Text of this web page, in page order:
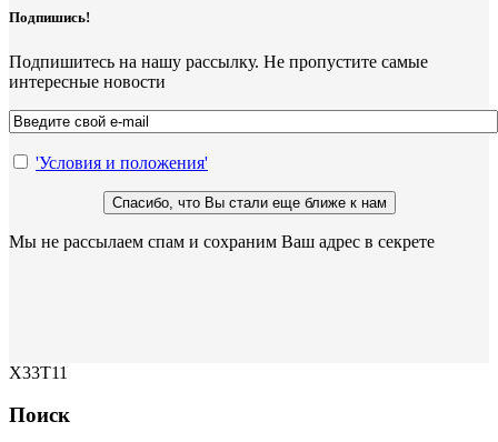
Подпишись!
Подпишитесь на нашу рассылку. Не пропустите самые
интересные новости
'Условия и положения'
Мы не рассылаем спам и сохраним Ваш адрес в секрете
X33T11
Поиск